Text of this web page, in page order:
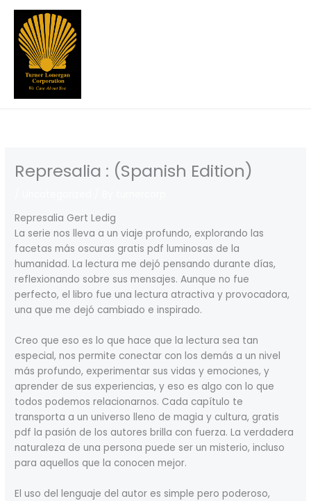
Skip
content
Represalia : (Spanish Edition)
Represalia Gert Ledig
La serie nos lleva a un viaje profundo, explorando las
facetas más oscuras gratis pdf luminosas de la
humanidad. La lectura me dejó pensando durante días,
reflexionando sobre sus mensajes. Aunque no fue
perfecto, el libro fue una lectura atractiva y provocadora,
una que me dejó cambiado e inspirado.
Creo que eso es lo que hace que la lectura sea tan
especial, nos permite conectar con los demás a un nivel
más profundo, experimentar sus vidas y emociones, y
aprender de sus experiencias, y eso es algo con lo que
todos podemos relacionarnos. Cada capítulo te
transporta a un universo lleno de magia y cultura, gratis
pdf la pasión de los autores brilla con fuerza. La verdadera
naturaleza de una persona puede ser un misterio, incluso
para aquellos que la conocen mejor.
El uso del lenguaje del autor es simple pero poderoso,